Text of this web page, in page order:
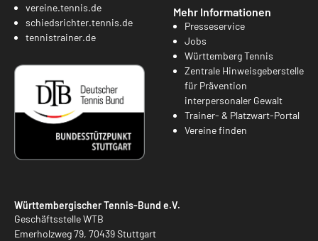
vereine.tennis.de
schiedsrichter.tennis.de
tennistrainer.de
Mehr Informationen
Presseservice
Jobs
Württemberg Tennis
Zentrale Hinweisgeberstelle
für Prävention
interpersonaler Gewalt
Trainer- & Platzwart-Portal
Vereine finden
Württembergischer Tennis-Bund e.V.
Geschäftsstelle WTB
Emerholzweg 79, 70439 Stuttgart